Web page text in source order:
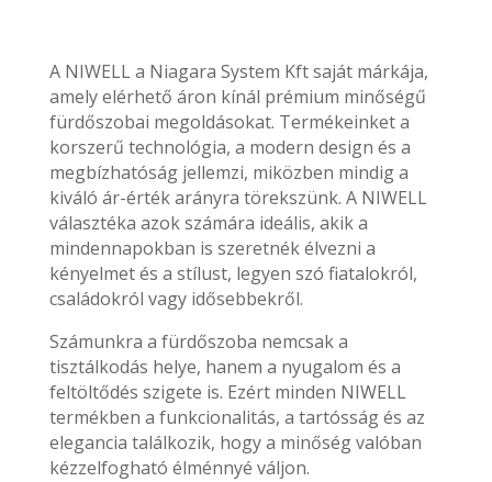
A NIWELL a Niagara System Kft saját márkája,
amely elérhető áron kínál prémium minőségű
fürdőszobai megoldásokat. Termékeinket a
korszerű technológia, a modern design és a
megbízhatóság jellemzi, miközben mindig a
kiváló ár-érték arányra törekszünk. A NIWELL
választéka azok számára ideális, akik a
mindennapokban is szeretnék élvezni a
kényelmet és a stílust, legyen szó fiatalokról,
családokról vagy idősebbekről.
Számunkra a fürdőszoba nemcsak a
tisztálkodás helye, hanem a nyugalom és a
feltöltődés szigete is. Ezért minden NIWELL
termékben a funkcionalitás, a tartósság és az
elegancia találkozik, hogy a minőség valóban
kézzelfogható élménnyé váljon.